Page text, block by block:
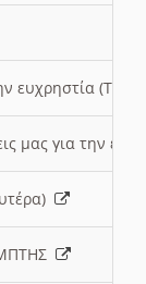
ευχρηστία
μας για την